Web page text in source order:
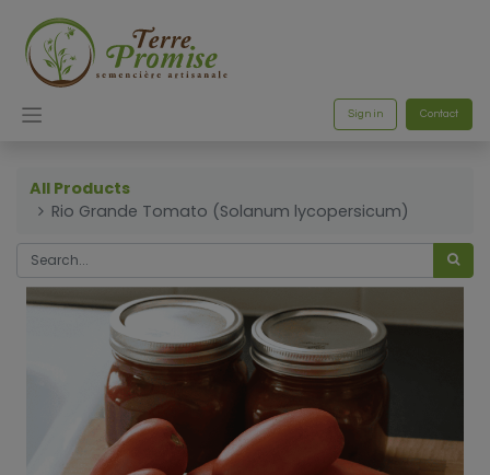
Sign in Contact
All Products
Rio Grande Tomato (Solanum lycopersicum)